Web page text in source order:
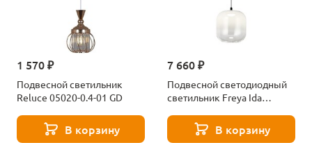
1 570 ₽
Подвесной светильник
Reluce 05020-0.4-01 GD
В корзину
7 660 ₽
Подвесной светодиодный
светильник Freya Ida
В корзину